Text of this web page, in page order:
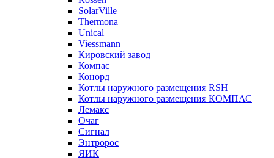
SolarVille
Thermona
Unical
Viessmann
Кировский завод
Компас
Конорд
Котлы наружного размещения RSH
Котлы наружного размещения КОМПАС
Лемакс
Очаг
Сигнал
Энтророс
ЯИК